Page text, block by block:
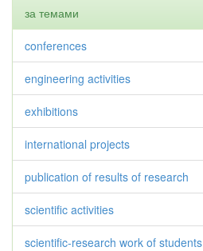
за темами
conferences
engineering activities
exhibitions
international projects
publication of results of research
scientific activities
scientific-research work of students